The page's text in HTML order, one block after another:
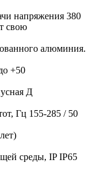
напряжения 380
свою
алюминия.
+50
Д
Гц 155-285 / 50
среды, IP IP65